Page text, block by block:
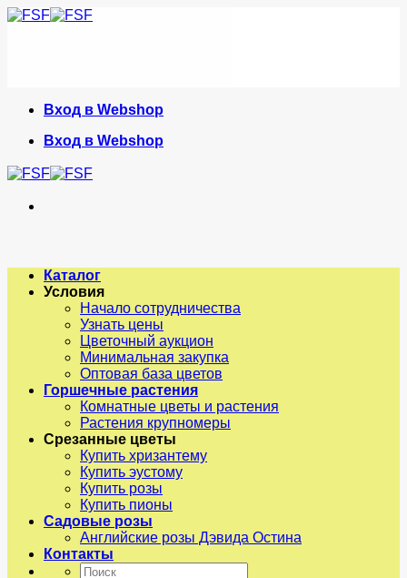
Skip
Вход в Webshop
Вход в Webshop
Каталог
Условия
Начало сотрудничества
Узнать цены
Цветочный аукцион
Минимальная закупка
Оптовая база цветов
Горшечные растения
Комнатные цветы и растения
Растения крупномеры
Срезанные цветы
Купить хризантему
Купить эустому
Купить розы
Купить пионы
Садовые розы
Английские розы Дэвида Остина
Контакты
Искать: